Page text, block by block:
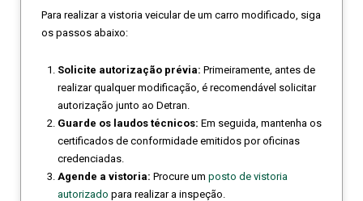
Para realizar a vistoria veicular de um carro modificado, siga
os passos abaixo:
Solicite autorização prévia: Primeiramente, antes de
realizar qualquer modificação, é recomendável solicitar
autorização junto ao Detran.
Guarde os laudos técnicos: Em seguida, mantenha os
certificados de conformidade emitidos por oficinas
credenciadas.
Agende a vistoria: Procure um posto de vistoria
autorizado para realizar a inspeção.